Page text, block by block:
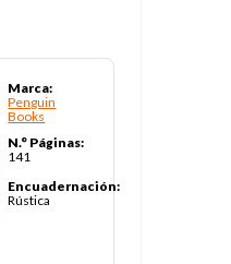
Marca:
Penguin
Books
N.° Páginas:
141
Encuadernación:
Rústica